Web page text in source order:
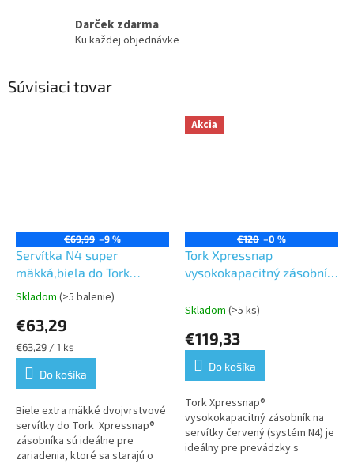
Darček zdarma
Ku každej objednávke
Súvisiaci tovar
€69,99 –9 %
Servítka N4 super
mäkká,biela do Tork
Xpressnap® zásobníka
Priemerné
produktu
je
5,0
5
hviezdičiek.
Skladom (>5 balenie)
€63,29
Jednotková
cena:
€63,29 / 1 ks
Do košíka
Biele extra mäkké dvojvrstvové
servítky do Tork Xpressnap®
zásobníka sú ideálne pre
zariadenia, ktoré sa starajú o
Akcia
€120 –0 %
Tork Xpressnap
vysokokapacitný zásobník
Skladom (>5 ks)
€119,33
Do košíka
Tork Xpressnap®
vysokokapacitný zásobník na
servítky červený (systém N4) je
ideálny pre prevádzky s